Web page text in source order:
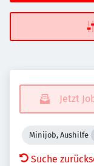
Jetzt
Minijob, Aushilfe
Suche